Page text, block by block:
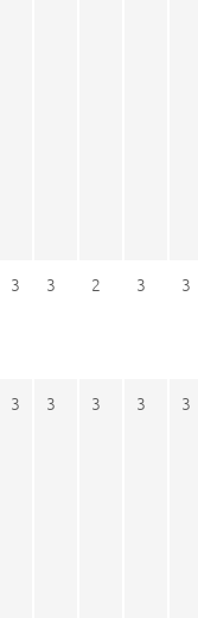
3 3 2 3 3
3 3 3 3 3